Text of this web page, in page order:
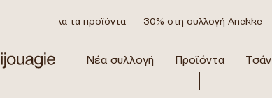
20% σε όλα τα προϊόντα -30% στη συλλογή Anekke
Νέα συλλογή Προϊόντα